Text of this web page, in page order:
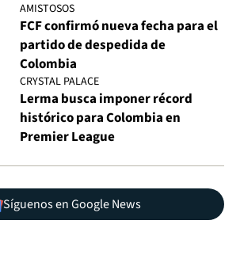
AMISTOSOS
FCF confirmó nueva fecha para el
partido de despedida de
Colombia
CRYSTAL PALACE
Lerma busca imponer récord
histórico para Colombia en
Premier League
Síguenos en Google News